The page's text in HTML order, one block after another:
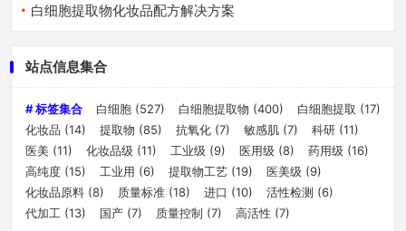
白细胞提取物化妆品配方解决方案
站点信息集合
# 标签集合 白细胞 (527) 白细胞提取物 (400) 白细胞提取 (17)
化妆品 (14) 提取物 (85) 抗氧化 (7) 敏感肌 (7) 科研 (11)
医美 (11) 化妆品级 (11) 工业级 (9) 医用级 (8) 药用级 (16)
高纯度 (15) 工业用 (6) 提取物工艺 (19) 医美级 (9)
化妆品原料 (8) 质量标准 (18) 进口 (10) 活性检测 (6)
代加工 (13) 国产 (7) 质量控制 (7) 高活性 (7)